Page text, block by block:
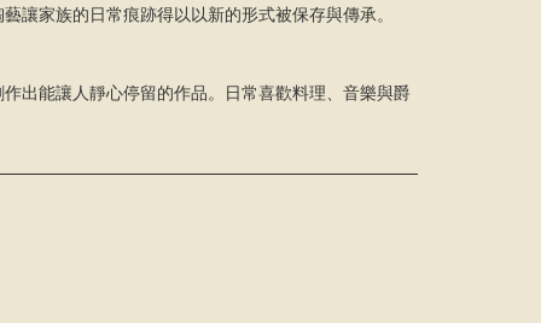
讓家族的日常痕跡得以以新的形式被保存與傳承。
出能讓人靜心停留的作品。日常喜歡料理、音樂與爵